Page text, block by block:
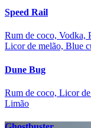
Speed Rail
Rum de coco, Vodka,
Licor de melão, Blue
Dune Bug
Rum de coco, Licor
Limão